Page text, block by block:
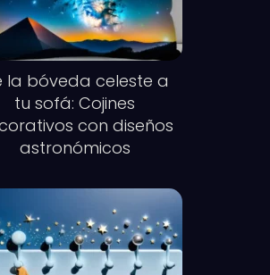
la bóveda celeste a
tu sofá: Cojines
con diseños
astronómicos